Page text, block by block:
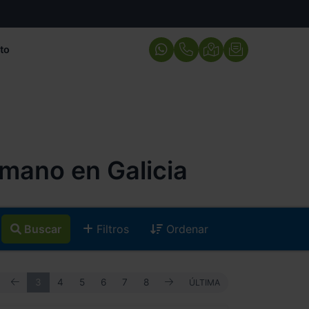
en Galicia
Buscar Filtros Ordenar
PRIMERAANTERIOR
3 4 5 6 7 8 SIGUIENTE
ÚLTIMA